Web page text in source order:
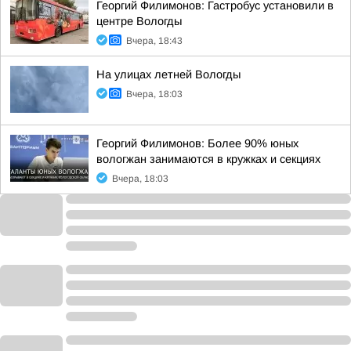
Георгий Филимонов: Гастробус установили в
центре Вологды
Вчера, 18:43
На улицах летней Вологды
Вчера, 18:03
Георгий Филимонов: Более 90% юных
вологжан занимаются в кружках и секциях
Вчера, 18:03